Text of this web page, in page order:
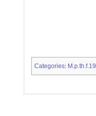
Categories: M.p.th.f.19